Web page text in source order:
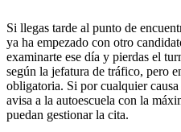
Si llegas tarde al punto de
ya ha empezado con otro
examinarte ese día y pierdas el
según la jefatura de tráfico, pero
obligatoria. Si por cualquier
avisa a la autoescuela con la
puedan gestionar la cita.